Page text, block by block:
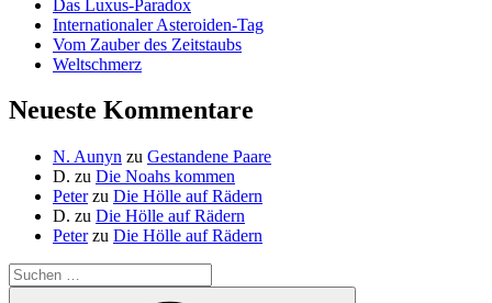
Das Luxus-Paradox
Internationaler Asteroiden-Tag
Vom Zauber des Zeitstaubs
Weltschmerz
Neueste Kommentare
N. Aunyn zu Gestandene Paare
D. zu Die Noahs kommen
Peterzu Die Hölle auf Rädern
D. zu Die Hölle auf Rädern
Peterzu Die Hölle auf Rädern
Suche
nach: